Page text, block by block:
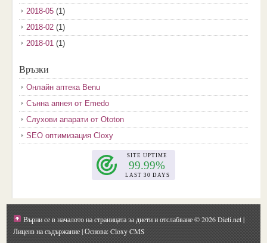
2018-05(1)
2018-02(1)
2018-01 (1)
2017-11
2017-10(3)
2017-08(3)
2017-07(1)
2017-06(2)
2017-02(2)
2017-01(1)
2016-09(1)
Връзки
Онлайн аптека Benu
Сънна апнея от Emedo
Слухови апарати от Ototon
SEO оптимизация Cloxy
Върни се в началото на страницата за диети и отслабване© 2026 Dieti.net |
Лиценз на съдържание| Основа: Cloxy CMS